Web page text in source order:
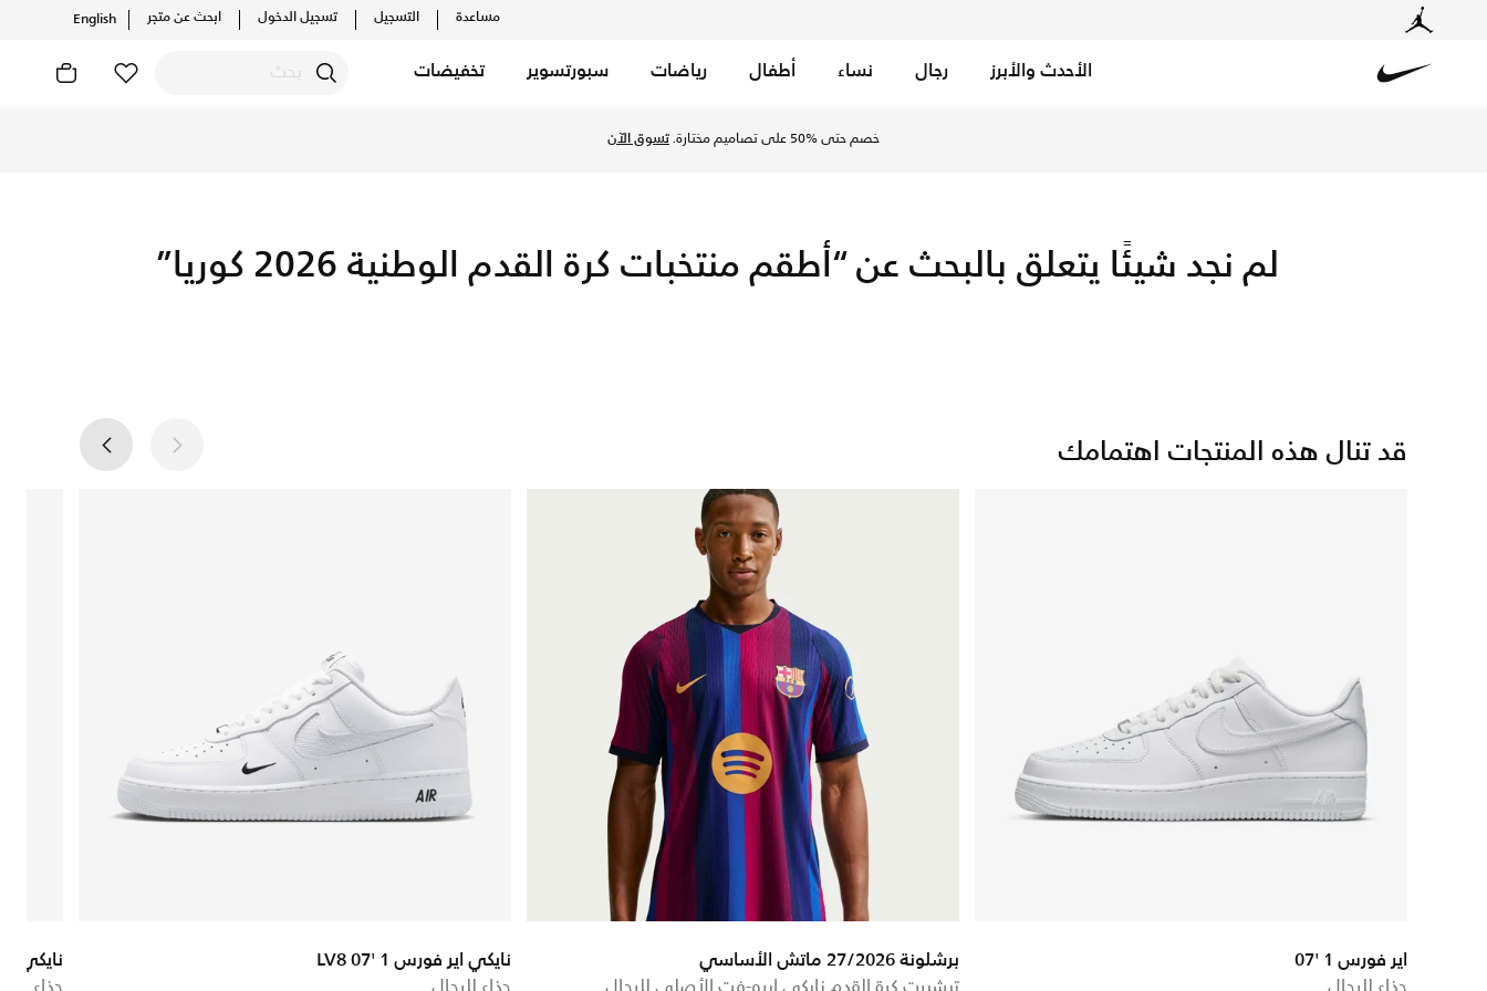
مساعدة التسجيل تسجيل الدخول ابحث عن متجر English
الأحدث والأبرز رجال نساء أطفال رياضات سبورتسوير تخفيضات
خصم حتى %50 على تصاميم مختارة. تسوق الآن
لم نجد شيئًا يتعلق بالبحث عن “أطقم منتخبات كرة القدم الوطنية 2026 كوريا”
قد تنال هذه المنتجات اهتمامك
اير فورس 1 '07
برشلونة 27/2026 ماتش الأساسي
نايكي اير فورس 1 '07 LV8
نايكي P-6000